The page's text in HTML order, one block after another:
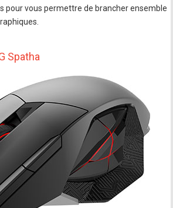
pour vous permettre de brancher ensemble
Spatha